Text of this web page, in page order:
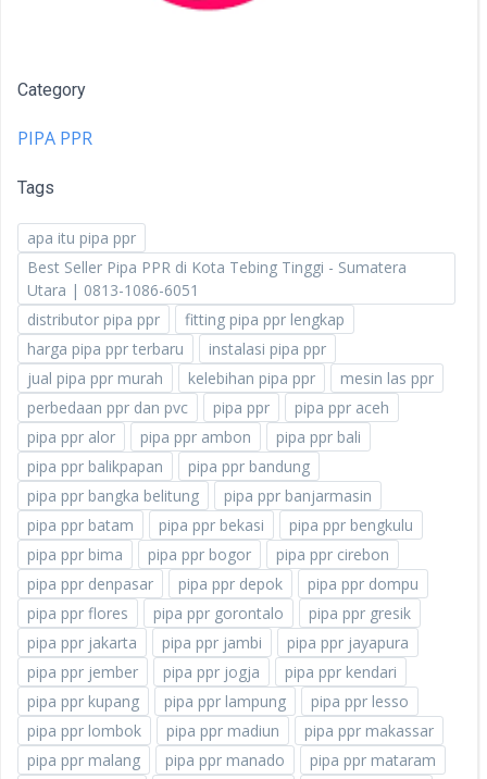
Category
PIPA PPR
Tags
apa itu pipa ppr
Best Seller Pipa PPR di Kota Tebing Tinggi - Sumatera
Utara | 0813-1086-6051
distributor pipa ppr
fitting pipa ppr lengkap
harga pipa ppr terbaru
instalasi pipa ppr
jual pipa ppr murah
kelebihan pipa ppr
mesin las ppr
perbedaan ppr dan pvc
pipa ppr
pipa ppr aceh
pipa ppr alor
pipa ppr ambon
pipa ppr bali
pipa ppr balikpapan
pipa ppr bandung
pipa ppr bangka belitung
pipa ppr banjarmasin
pipa ppr batam
pipa ppr bekasi
pipa ppr bengkulu
pipa ppr bima
pipa ppr bogor
pipa ppr cirebon
pipa ppr denpasar
pipa ppr depok
pipa ppr dompu
pipa ppr flores
pipa ppr gorontalo
pipa ppr gresik
pipa ppr jakarta
pipa ppr jambi
pipa ppr jayapura
pipa ppr jember
pipa ppr jogja
pipa ppr kendari
pipa ppr kupang
pipa ppr lampung
pipa ppr lesso
pipa ppr lombok
pipa ppr madiun
pipa ppr makassar
pipa ppr malang
pipa ppr manado
pipa ppr mataram